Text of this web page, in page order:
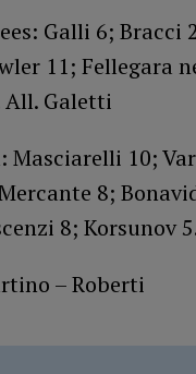
Galli 6;
11; Fellegara
All. Galetti
Masciarelli 10;
8;
8; Korsunov
– Roberti